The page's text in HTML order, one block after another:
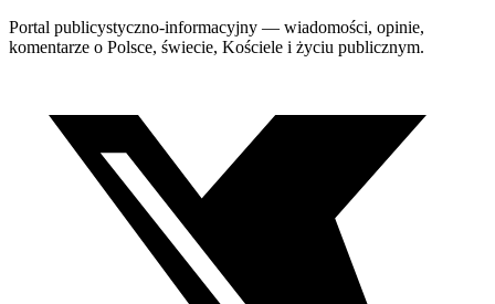
Portal publicystyczno-informacyjny — wiadomości, opinie,
komentarze o Polsce, świecie, Kościele i życiu publicznym.